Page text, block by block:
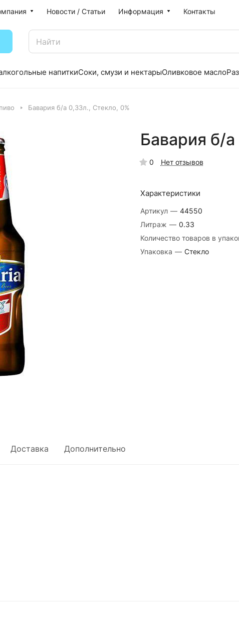
Новости / Статьи Информация Контакты
напиткиСоки, смузи и нектарыОливковое масло
Бавария б/а 0,33л., Стекло, 0%
Бавария б/
0 Нет отзывов
Характеристики
Артикул — 44550
Литраж — 0.33
Количество товаров в
Упаковка — Стекло
Доставка Дополнительно